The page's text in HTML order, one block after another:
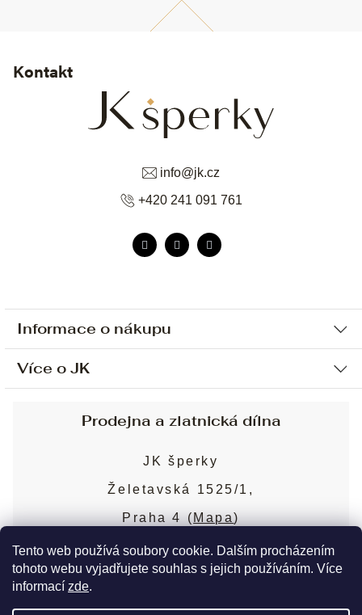
Tento web používá soubory cookie. Dalším procházením
tohoto webu vyjadřujete souhlas s jejich používáním. Více
informací zde.
Informace o nákupu
Ochrana osobních údajů
Sjednání osobní schůzky
Obchodní podmínky
Puncovní značky
Více o JK
Blog
Nejčastější dotazy
Kontakt
info@jk.cz
+420 241 091 761
Prodejna a zlatnická dílna
JK šperky
Želetavská 1525/1,
Praha 4 ( Mapa)
Více o prodejně
Copyright 2026JK šperky. Všechna práva